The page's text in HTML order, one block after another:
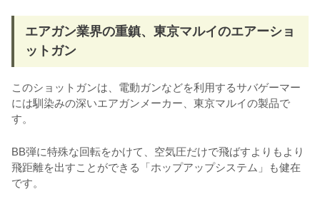
エアガン業界の重鎮、東京マルイのエアーショ
ットガン
このショットガンは、電動ガンなどを利用するサバゲーマー
には馴染みの深いエアガンメーカー、東京マルイの製品で
す。
BB弾に特殊な回転をかけて、空気圧だけで飛ばすよりもより
飛距離を出すことができる「ホップアップシステム」も健在
です。